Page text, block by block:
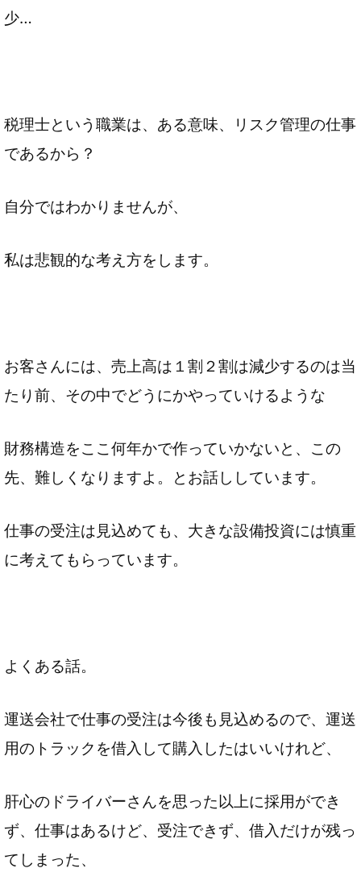
少…
税理士という職業は、ある意味、リスク管理の仕事
であるから？
自分ではわかりませんが、
私は悲観的な考え方をします。
お客さんには、売上高は１割２割は減少するのは当
たり前、その中でどうにかやっていけるような
財務構造をここ何年かで作っていかないと、この
先、難しくなりますよ。とお話ししています。
仕事の受注は見込めても、大きな設備投資には慎重
に考えてもらっています。
よくある話。
運送会社で仕事の受注は今後も見込めるので、運送
用のトラックを借入して購入したはいいけれど、
肝心のドライバーさんを思った以上に採用ができ
ず、仕事はあるけど、受注できず、借入だけが残っ
てしまった、